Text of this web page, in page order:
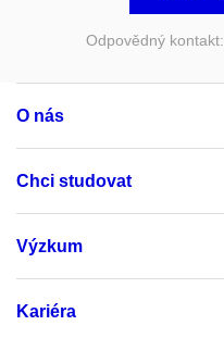
Odpovědný kontakt:
O nás
Chci studovat
Výzkum
Kariéra